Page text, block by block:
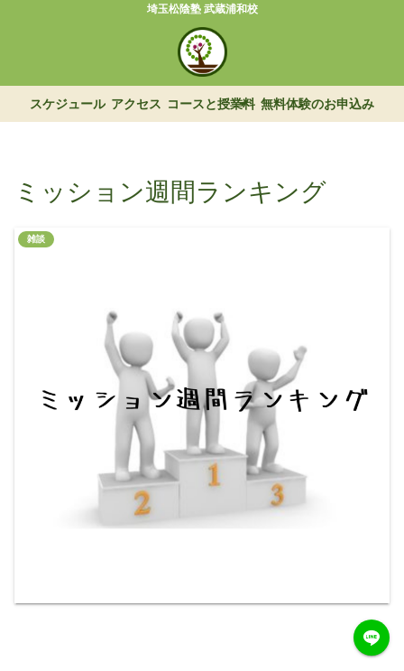
埼玉松陰塾 武蔵浦和校
スケジュール アクセス コースと授業料 無料体験のお申込み
ミッション週間ランキング
雑談